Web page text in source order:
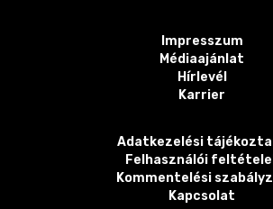
Impresszum
Médiaajánlat
Hírlevél
Karrier
Adatkezelési
Felhasználói
Kommentelési
Kapcsolat